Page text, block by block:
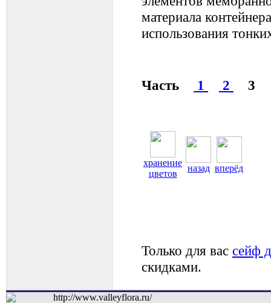
материала
использования
Часть 1 2 3
хранение
цветов
назад вперёд
Только для вас сейф
скидками.
http://www.valleyflora.ru/